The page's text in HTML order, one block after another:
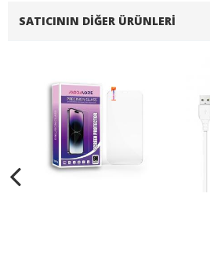
SATICININ DIĞER ÜRÜNLERI